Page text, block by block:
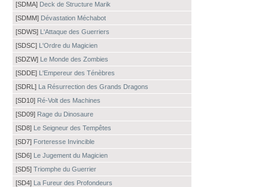
[SDMA] Deck de Structure Marik
[SDMM] Dévastation Méchabot
[SDWS] L'Attaque des Guerriers
[SDSC] L'Ordre du Magicien
[SDZW] Le Monde des Zombies
[SDDE] L'Empereur des Ténèbres
[SDRL] La Résurrection des Grands Dragons
[SD10] Ré-Volt des Machines
[SD09] Rage du Dinosaure
[SD8] Le Seigneur des Tempêtes
[SD7] Forteresse Invincible
[SD6] Le Jugement du Magicien
[SD5] Triomphe du Guerrier
[SD4] La Fureur des Profondeurs